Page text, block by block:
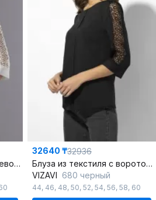
Блуза из вискозы с кружевом и классическим кроем
32640 ₸32936
Блуза из текстиля с воротом и пуговицей на спинке
VIZAVI 680 черный
44, 46, 48, 50, 52, 54, 56, 58, 60